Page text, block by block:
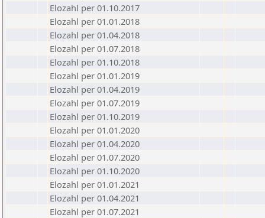
Elozahl per 01.10.2017
Elozahl per 01.01.2018
Elozahl per 01.04.2018
Elozahl per 01.07.2018
Elozahl per 01.10.2018
Elozahl per 01.01.2019
Elozahl per 01.04.2019
Elozahl per 01.07.2019
Elozahl per 01.10.2019
Elozahl per 01.01.2020
Elozahl per 01.04.2020
Elozahl per 01.07.2020
Elozahl per 01.10.2020
Elozahl per 01.01.2021
Elozahl per 01.04.2021
Elozahl per 01.07.2021